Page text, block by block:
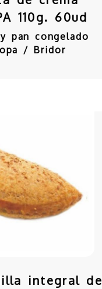
110g. 60ud
pan congelado
/ Bridor
integral de